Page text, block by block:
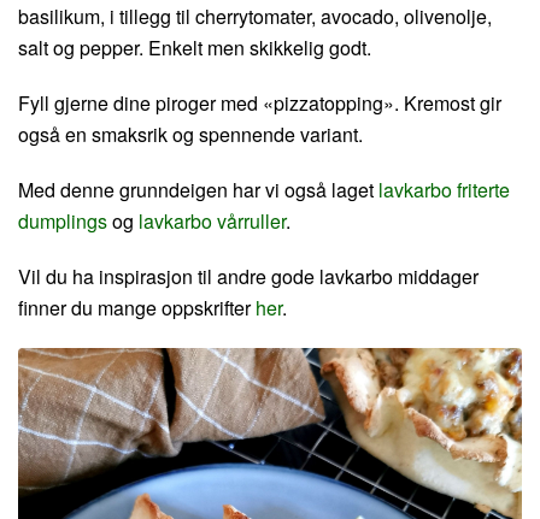
basilikum, i tillegg til cherrytomater, avocado, olivenolje,
salt og pepper. Enkelt men skikkelig godt.
Fyll gjerne dine piroger med «pizzatopping». Kremost gir
også en smaksrik og spennende variant.
Med denne grunndeigen har vi også laget lavkarbo friterte
dumplingsog lavkarbo vårruller.
Vil du ha inspirasjon til andre gode lavkarbo middager
finner du mange oppskrifterher.